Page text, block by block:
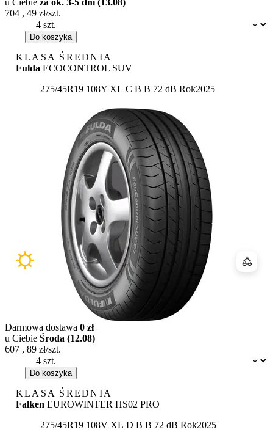
Dostępność:
704 , 49 zł/szt.
Do koszyka
KLASA ŚREDNIA
Fulda ECOCONTROL SUV
275/45R19 108Y XL Etykieta:
C B B 72 dB Rok2025
Dostępność:
Darmowa dostawa 0 zł
u Ciebie Środa (12.08)
607 , 89 zł/szt.
Do koszyka
KLASA ŚREDNIA
Falken EUROWINTER HS02 PRO
275/45R19 108V XL Etykieta:
D B B 72 dB Rok2025